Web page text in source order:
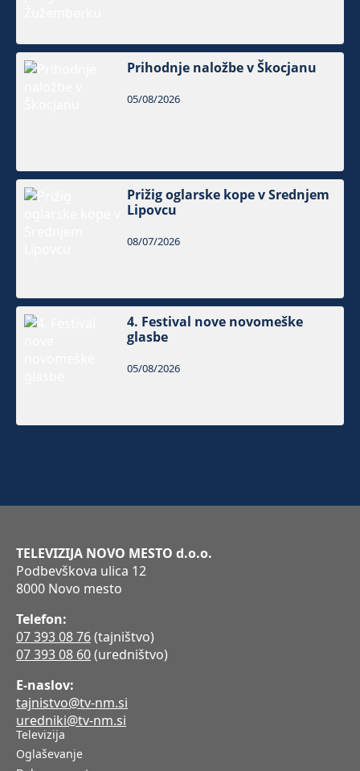
Prihodnje naložbe v Škocjanu
05/08/2026
Prižig oglarske kope v Srednjem
Lipovcu
08/07/2026
4. Festival nove novomeške
glasbe
05/08/2026
TELEVIZIJA NOVO MESTO d.o.o.
Podbevškova ulica 12
8000 Novo mesto
Telefon:
07 393 08 76(tajništvo)
07 393 08 60(uredništvo)
E-naslov:
tajnistvo@tv-nm.si
uredniki@tv-nm.si
Televizija
Oglaševanje